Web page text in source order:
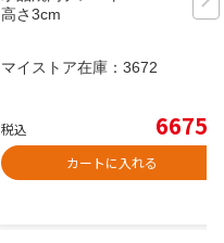
高さ3cm
マイストア在庫： 3672
税込 6675
カートに入れる